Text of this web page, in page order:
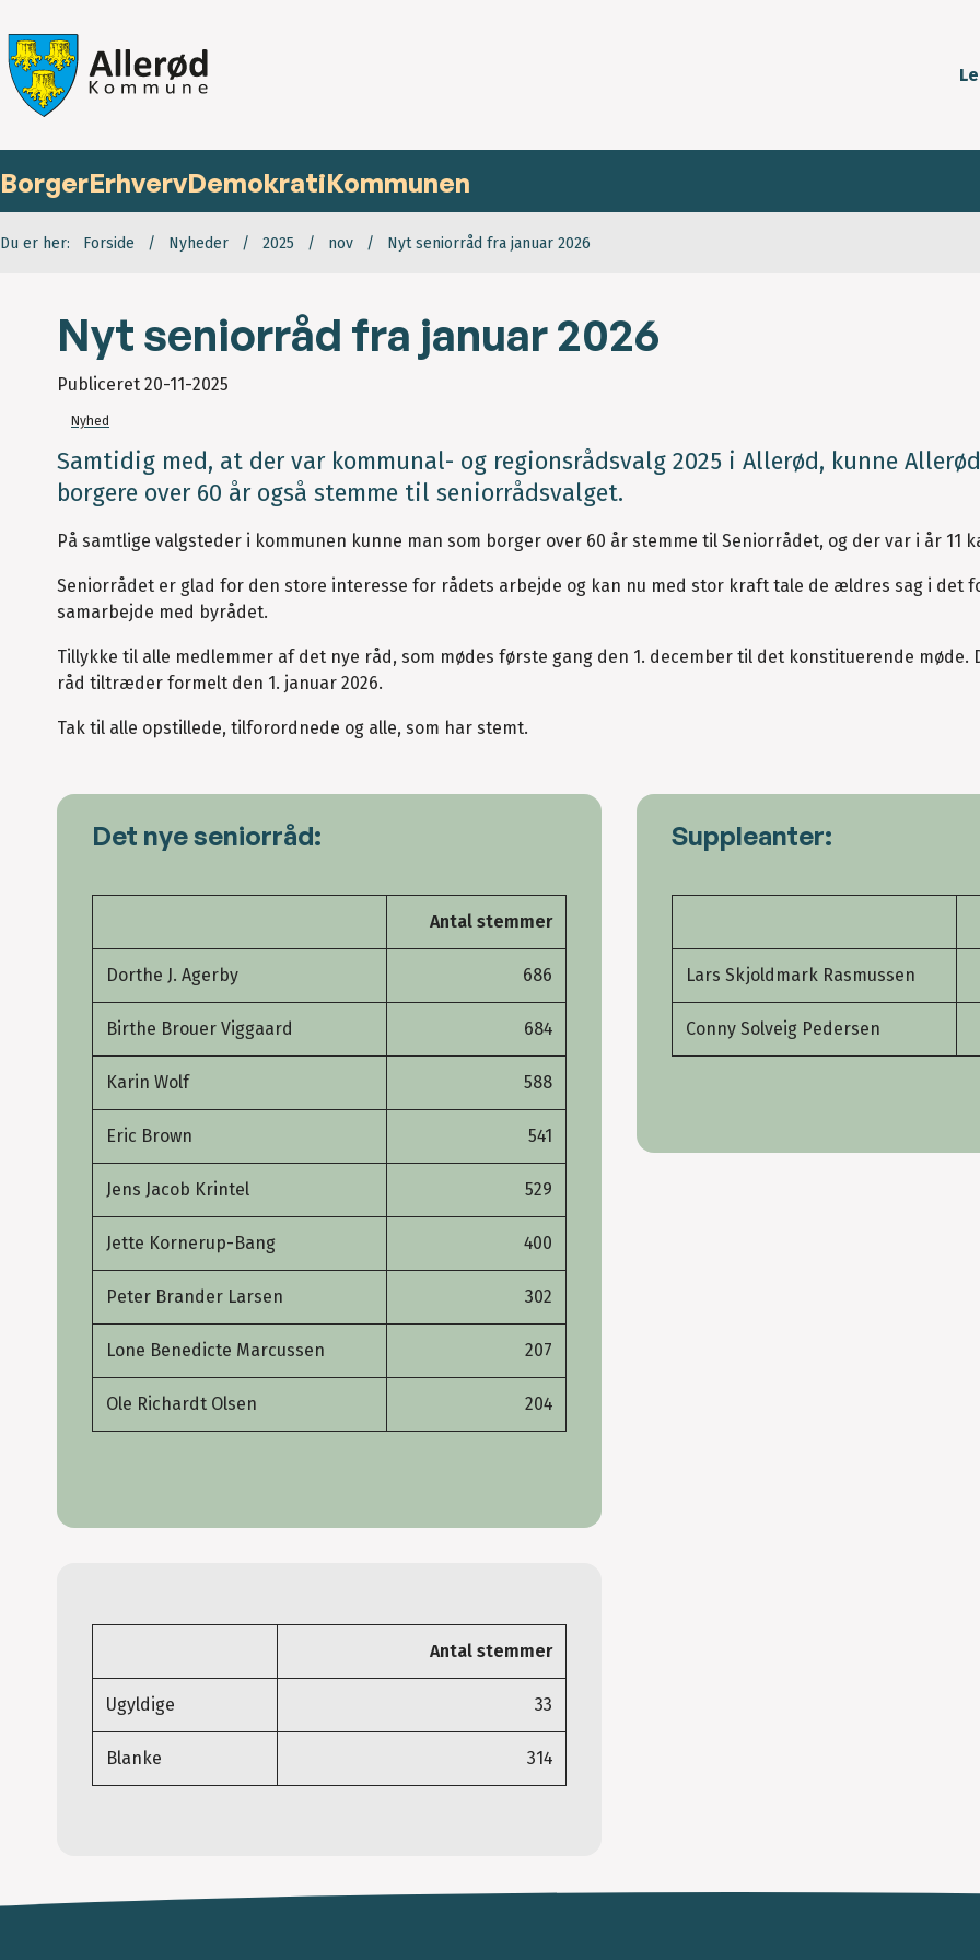
BorgerErhvervDemokratiKommunen
Du er her: Forside Nyheder 2025 nov Nyt seniorråd fra januar 2026
Nyt seniorråd fra januar 2026
Publiceret 20-11-2025
Nyhed
Samtidig med, at der var kommunal- og regionsrådsvalg 2025 i Allerød, kunne
borgere over 60 år også stemme til seniorrådsvalget.
På samtlige valgsteder i kommunen kunne man som borger over 60 år stemme til Seniorrådet, og der var i år 11
Seniorrådet er glad for den store interesse for rådets arbejde og kan nu med stor kraft tale de ældres sag i det
samarbejde med byrådet.
Tillykke til alle medlemmer af det nye råd, som mødes første gang den 1. december til det konstituerende møde.
råd tiltræder formelt den 1. januar 2026.
Tak til alle opstillede, tilforordnede og alle, som har stemt.
Det nye seniorråd:
Antal stemmer
Dorthe J. Agerby 686
Birthe Brouer Viggaard 684
Karin Wolf 588
Eric Brown 541
Jens Jacob Krintel 529
Jette Kornerup-Bang 400
Peter Brander Larsen 302
Lone Benedicte Marcussen 207
Ole Richardt Olsen 204
Suppleanter:
Lars Skjoldmark Rasmussen
Conny Solveig Pedersen
Antal stemmer
Ugyldige 33
Blanke 314